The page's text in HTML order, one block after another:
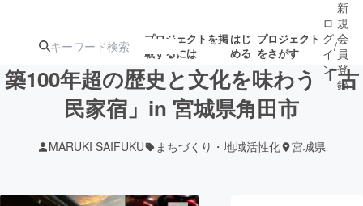
プロジェクトを掲
載するには
はじ
める
プロジェクト
をさがす
ジェクト
ターン
ジェクト
募集終了が近いプ
ロジェクト
もうすぐ公開
されます
ロ
グ
イ
ン
/
新
規
会
員
登
録
築100年超の歴史と文化を味わう「古
民家宿」in 宮城県角田市
MARUKI SAIFUKU まちづくり・地域活性化 宮城県